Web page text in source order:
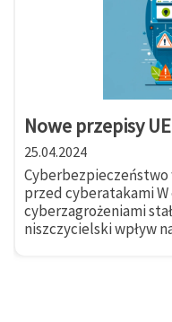
Nowe przepisy
25.04.2024
Cyberbezpieczeństwo
przed cyberatakami
cyberzagrożeniami
niszczycielski wpływ